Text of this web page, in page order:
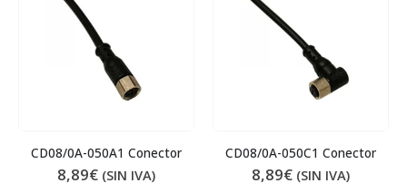
CD08/0A-050A1 Conector
8,89€ (SIN IVA)
CD08/0A-050C1 Conector
8,89€ (SIN IVA)